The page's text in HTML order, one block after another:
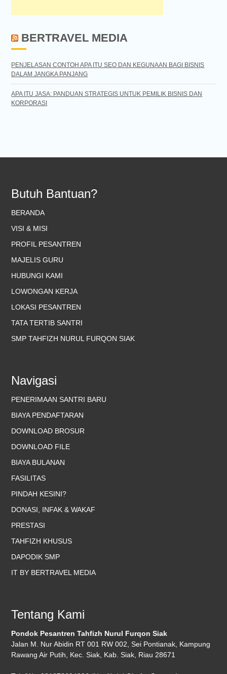
BERTRAVEL MEDIA
PENJELASAN CONTOH APA ITU SEO DAN KEGUNAAN BAGI BISNIS
DALAM JANGKA PANJANG
APA ITU JASA: PANDUAN STRATEGIS UNTUK PEMILIK BISNIS DAN
KORPORASI
Butuh Bantuan?
BERANDA
VISI & MISI
PROFIL PESANTREN
MAJELIS GURU
HUBUNGI KAMI
LOWONGAN KERJA
LOKASI PESANTREN
TATA TERTIB SANTRI
SMP TAHFIZH NURUL FURQON SIAK
Navigasi
PENERIMAAN SANTRI BARU
BIAYA PENDAFTARAN
DOWNLOAD BROSUR
DOWNLOAD FILE
BIAYA BULANAN
FASILITAS
PINDAH KESINI?
DONASI, INFAK & WAKAF
PRESTASI
TAHFIZH KHUSUS
DAPODIK SMP
IT BY BERTRAVEL MEDIA
Tentang Kami
Pondok Pesantren Tahfizh Nurul Furqon Siak
Jalan M. Nur Abidin RT 001 RW 002, Sei Pontianak, Kampung
Rawang Air Putih, Kec. Siak, Kab. Siak, Riau 28671